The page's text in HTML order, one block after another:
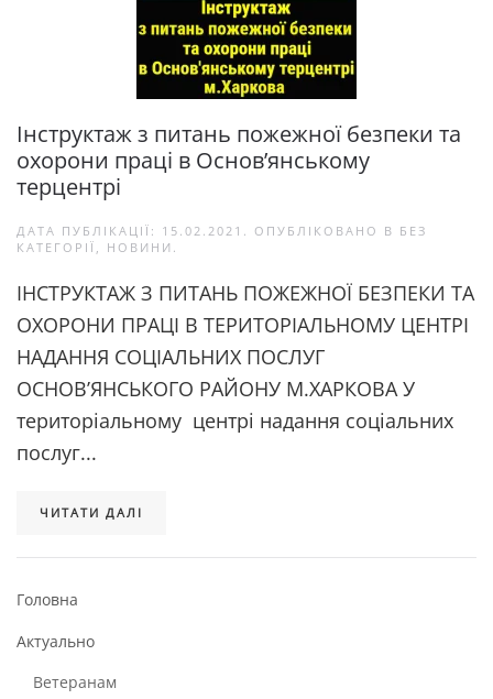
Інструктаж з питань пожежної безпеки та
охорони праці в Основ’янському
терцентрі
ДАТА ПУБЛІКАЦІЇ: 15.02.2021 . ОПУБЛІКОВАНО В БЕЗ
КАТЕГОРІЇ , НОВИНИ .
ІНСТРУКТАЖ З ПИТАНЬ ПОЖЕЖНОЇ БЕЗПЕКИ ТА
ОХОРОНИ ПРАЦІ В ТЕРИТОРІАЛЬНОМУ ЦЕНТРІ
НАДАННЯ СОЦІАЛЬНИХ ПОСЛУГ
ОСНОВ’ЯНСЬКОГО РАЙОНУ М.ХАРКОВА У
територіальному центрі надання соціальних
послуг...
ЧИТАТИ ДАЛІ
Головна
Актуально
Ветеранам